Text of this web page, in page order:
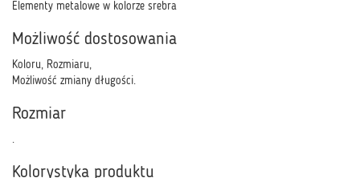
Elementy metalowe w kolorze srebra
Możliwość dostosowania
Koloru, Rozmiaru,
Możliwość zmiany długości.
Rozmiar
.
Kolorystyka produktu